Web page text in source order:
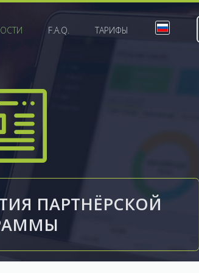
F.A.Q. ТАРИФЫ
ПАРТНЁРСКОЙ